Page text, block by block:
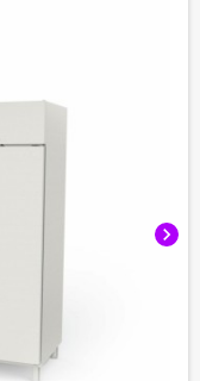
chevron_right